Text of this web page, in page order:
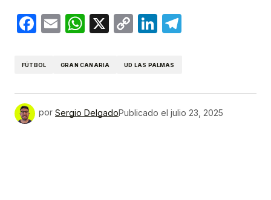
Facebook
EmailWhatsApp
X
CopyLinkedIn
FÚTBOL GRAN CANARIA UD LAS PALMAS
por Sergio DelgadoPublicado el julio 23, 2025